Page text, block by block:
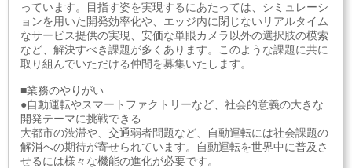
っています。目指す姿を実現するにあたっては、シミュレーシ
ョンを用いた開発効率化や、エッジ内に閉じないリアルタイム
なサービス提供の実現、安価な単眼カメラ以外の選択肢の模索
など、解決すべき課題が多くあります。このような課題に共に
取り組んでいただける仲間を募集いたします。
■業務のやりがい
●自動運転やスマートファクトリーなど、社会的意義の大きな
開発テーマに挑戦できる
大都市の渋滞や、交通弱者問題など、自動運転には社会課題の
解消への期待が寄せられています。自動運転を世界中に普及さ
せるには様々な機能の進化が必要です。